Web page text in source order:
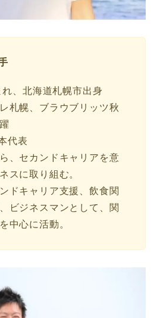
、北海道札幌市出身
札幌、ブラウブリッツ秋
代表
、セカンドキャリアを意
スに取り組む。
ドキャリア支援、飲食関
ビジネスマンとして、関
中心に活動。